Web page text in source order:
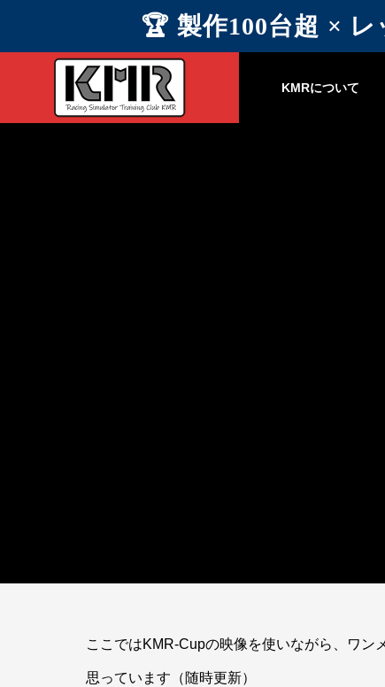
🏆 製作100台超 ×
KMRについて
ここではKMR-Cupの映像を使いながら、ワン
思っています（随時更新）